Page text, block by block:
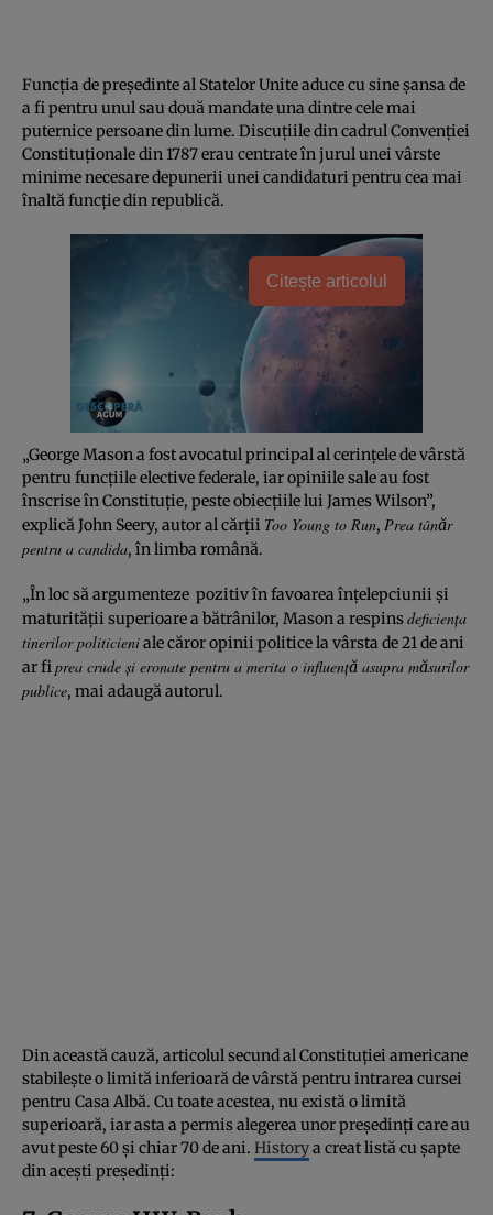
Funcția de președinte al Statelor Unite aduce cu sine șansa de
a fi pentru unul sau două mandate una dintre cele mai
puternice persoane din lume. Discuțiile din cadrul Convenției
Constituționale din 1787 erau centrate în jurul unei vârste
minime necesare depunerii unei candidaturi pentru cea mai
înaltă funcție din republică.
Citește articolul
„George Mason a fost avocatul principal al cerințele de vârstă
pentru funcțiile elective federale, iar opiniile sale au fost
înscrise în Constituție, peste obiecțiile lui James Wilson”,
explică John Seery, autor al cărții Too Young to Run, Prea tânăr
pentru a candida, în limba română.
„În loc să argumenteze pozitiv în favoarea înțelepciunii și
maturității superioare a bătrânilor, Mason a respinsdeficiența
tinerilor politicieniale căror opinii politice la vârsta de 21 de ani
ar fiprea crude și eronate pentru a merita o influență asupra măsurilor
publice, mai adaugă autorul.
Din această cauză, articolul secund al Constituției americane
stabilește o limită inferioară de vârstă pentru intrarea cursei
pentru Casa Albă. Cu toate acestea, nu există o limită
superioară, iar asta a permis alegerea unor președinți care au
avut peste 60 și chiar 70 de ani. Historya creat listă cu șapte
din acești președinți: